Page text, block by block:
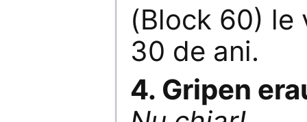
(Block 60) le
30 de ani.
4. Gripen